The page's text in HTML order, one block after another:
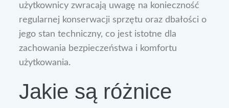
użytkownicy zwracają uwagę na konieczność
regularnej konserwacji sprzętu oraz dbałości o
jego stan techniczny, co jest istotne dla
zachowania bezpieczeństwa i komfortu
użytkowania.
Jakie są różnice